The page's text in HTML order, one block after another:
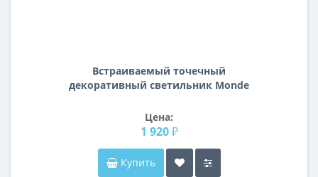
Встраиваемый точечный
декоративный светильник Monde
Цена:
1 920 ₽
Купить